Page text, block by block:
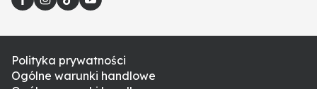
Polityka prywatności
Ogólne warunki handlowe